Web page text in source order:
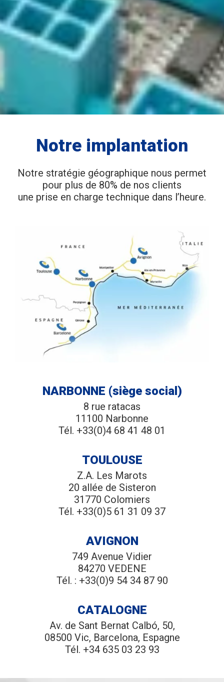
Notre implantation
Notre stratégie géographique nous permet
pour plus de 80% de nos clients
une prise en charge technique dans l’heure.
NARBONNE (siège social)
8 rue ratacas
11100 Narbonne
Tél. +33(0)4 68 41 48 01
TOULOUSE
Z.A. Les Marots
20 allée de Sisteron
31770 Colomiers
Tél. +33(0)5 61 31 09 37
AVIGNON
749 Avenue Vidier
84270 VEDENE
Tél. : +33(0)9 54 34 87 90
CATALOGNE
Av. de Sant Bernat Calbó, 50,
08500 Vic, Barcelona, Espagne
Tél. +34 635 03 23 93